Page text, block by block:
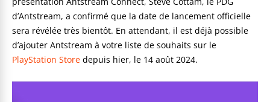
d’Antstream, a confirmé que la date de lancement officielle
sera révélée très bientôt. En attendant, il est déjà possible
d’ajouter Antstream à votre liste de souhaits sur le
PlayStation Store depuis hier, le 14 août 2024.